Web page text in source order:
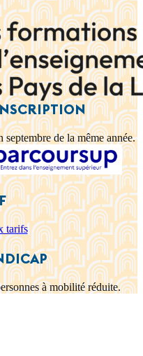
de la même année.
tarifs
à mobilité réduite.